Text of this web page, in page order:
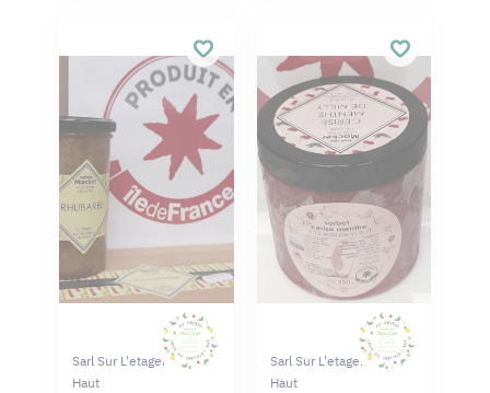
Sarl Sur L'etagere Du
Haut
Sarl Sur L'etagere Du
Haut